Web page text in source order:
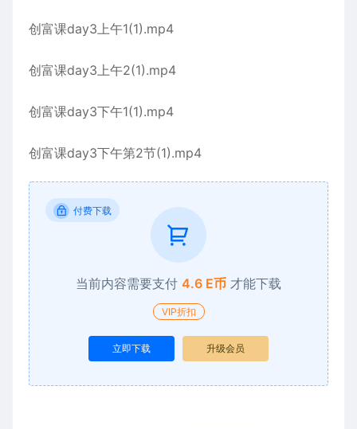
创富课day3上午1(1).mp4
创富课day3上午2(1).mp4
创富课day3下午1(1).mp4
创富课day3下午第2节(1).mp4
付费下载
当前内容需要支付 4.6 E币 才能下载
VIP折扣
立即下载 升级会员